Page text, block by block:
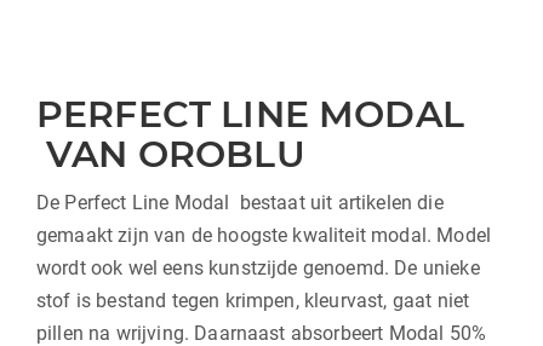
PERFECT LINE MODAL
VAN OROBLU
De Perfect Line Modal bestaat uit artikelen die
gemaakt zijn van de hoogste kwaliteit modal. Model
wordt ook wel eens kunstzijde genoemd. De unieke
stof is bestand tegen krimpen, kleurvast, gaat niet
pillen na wrijving. Daarnaast absorbeert Modal 50%